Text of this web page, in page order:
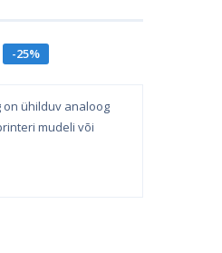
-25%
on ühilduv analoog
mudeli või